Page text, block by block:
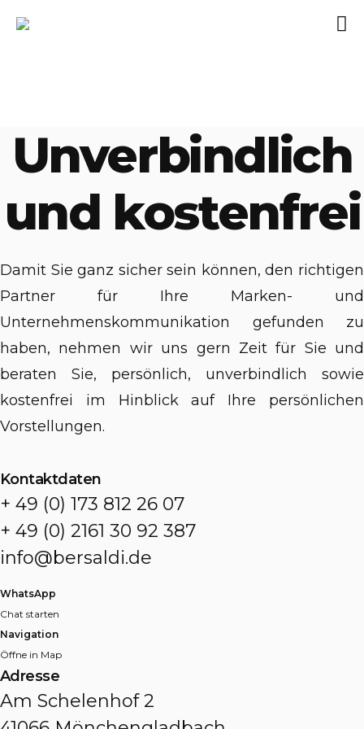
Unverbindlich
und kostenfrei
Damit Sie ganz sicher sein können, den richtigen
Partner für Ihre Marken- und
Unternehmenskommunikation gefunden zu
haben, nehmen wir uns gern Zeit für Sie und
beraten Sie, persönlich, unverbindlich sowie
kostenfrei im Hinblick auf Ihre persönlichen
Vorstellungen.
Kontaktdaten
+ 49 (0) 173 812 26 07
+ 49 (0) 2161 30 92 387
info@bersaldi.de
WhatsApp
Chat starten
Navigation
Öffne in Map
Adresse
Am Schelenhof 2